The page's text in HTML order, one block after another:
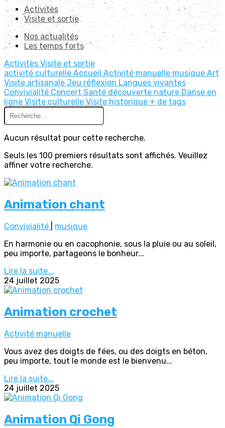
Activitès
Visite et sortie
Nos actualités
Les temps forts
Activitès Visite et sortie
activité culturelle Accueil Activité manuelle musique Art
Visite artisanale Jeu réflexion Langues vivantes
Convivialité Concert Santé découverte nature Danse en
ligne Visite culturelle Visite historique + de tags
Aucun résultat pour cette recherche.
Seuls les 100 premiers résultats sont affichés. Veuillez
affiner votre recherche.
Animation chant
Convivialité
musique
En harmonie ou en cacophonie, sous la pluie ou au soleil,
peu importe, partageons le bonheur...
Lire la suite...
24 juillet 2025
Animation crochet
Activité manuelle
Vous avez des doigts de fées, ou des doigts en béton,
peu importe, tout le monde est le bienvenu...
Lire la suite...
24 juillet 2025
Animation Qi Gong